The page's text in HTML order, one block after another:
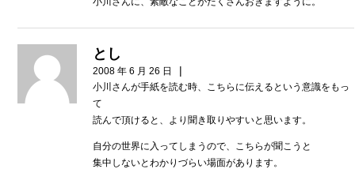
とし
2008 年 6 月 26 日 |
小川さんが手紙を読む時、こちらに伝えるという意識をもっ
て
読んで頂けると、より聞き取りやすいと思います。
自分の世界に入ってしまうので、こちらが聞こうと
集中しないとわかりづらい場面があります。